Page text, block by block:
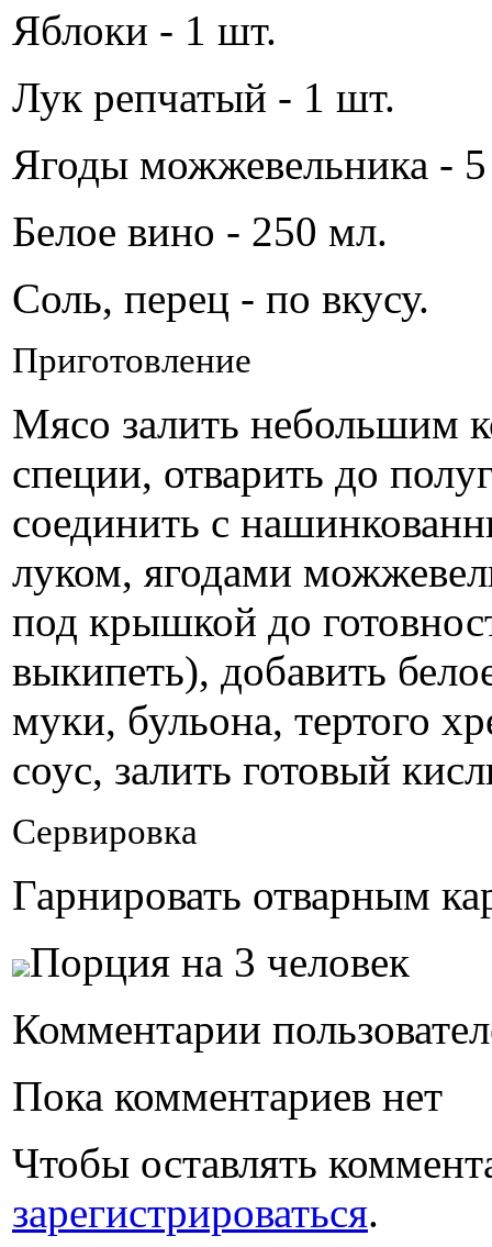
Яблоки - 1 шт.
Лук репчатый - 1 шт.
Ягоды можжевельника -
Белое вино - 250 мл.
Соль, перец - по вкусу.
Приготовление
Мясо залить небольшим
специи, отварить до
соединить с
луком, ягодами
под крышкой до
выкипеть), добавить
муки, бульона, тертого
соус, залить готовый
Сервировка
Гарнировать отварным
Порция на 3 человек
Комментарии
Пока комментариев нет
Чтобы оставлять
зарегистрироваться.